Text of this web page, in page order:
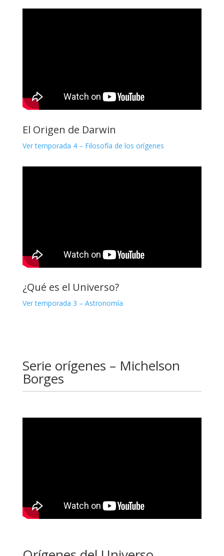
El Origen de Darwin
Ver temporada 4 – Filosofía de los orígenes
¿Qué es el Universo?
Ver temporada 3 – Astronomía
Serie orígenes – Michelson
Borges